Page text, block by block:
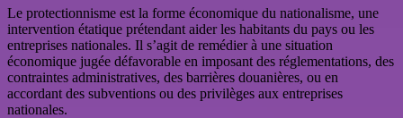
Le protectionnisme est la forme économique du nationalisme, une
intervention étatique prétendant aider les habitants du pays ou les
entreprises nationales. Il s’agit de remédier à une situation
économique jugée défavorable en imposant des réglementations, des
contraintes administratives, des barrières douanières, ou en
accordant des subventions ou des privilèges aux entreprises
nationales.